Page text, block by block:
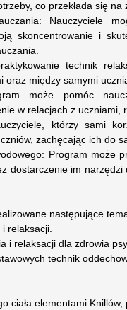
co przekłada się
Nauczyciele
skoncentrowanie i
technik
oraz między samymi
może pomóc
w relacjach z uczniami,
którzy sami
zachęcając ich do
Program może
dostarczenie im
następujące
relaksacji.
i relaksacji dla zdrowia
technik
ciała elementami Knillów,